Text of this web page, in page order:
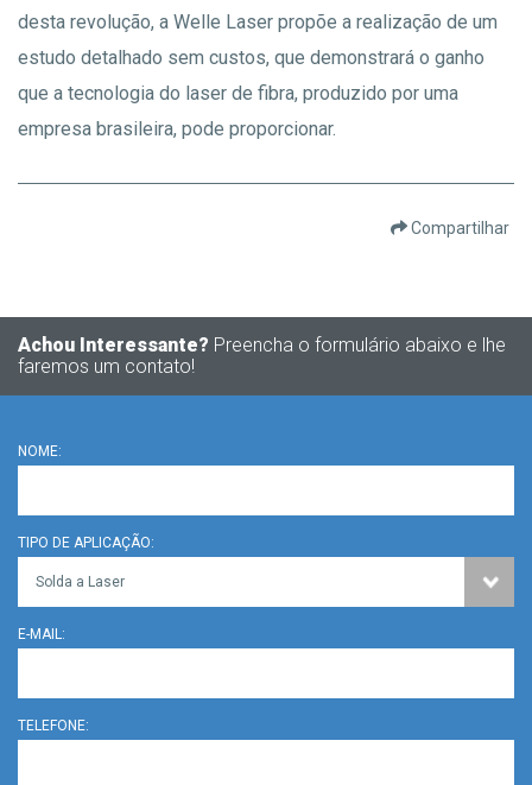
desta revolução, a Welle Laser propõe a realização de um
estudo detalhado sem custos, que demonstrará o ganho
que a tecnologia do laser de fibra, produzido por uma
empresa brasileira, pode proporcionar.
Compartilhar
Achou Interessante? Preencha o formulário abaixo e lhe
faremos um contato!
NOME:
TIPO DE APLICAÇÃO:
E-MAIL:
TELEFONE: